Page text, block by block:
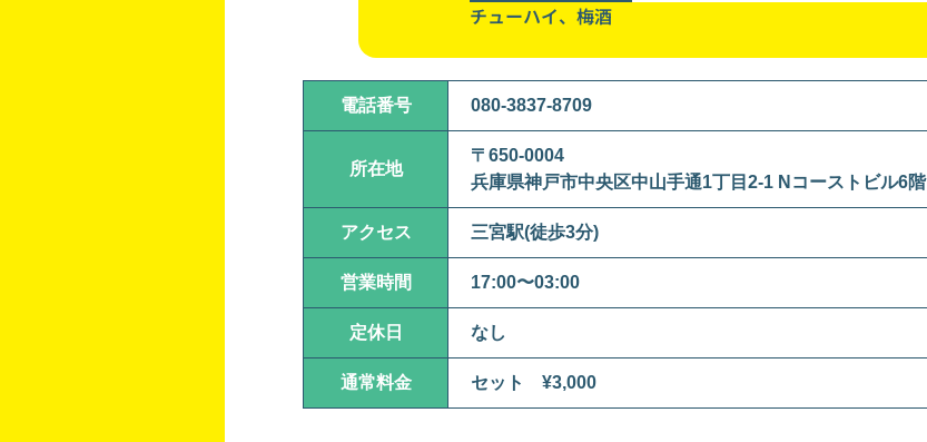
チューハイ、梅酒
電話番号 080-3837-8709
所在地
〒650-0004
兵庫県神戸市中央区中山手通1丁目2-1 Nコーストビル6階
アクセス 三宮駅(徒歩3分)
営業時間 17:00〜03:00
定休日 なし
通常料金 セット ¥3,000